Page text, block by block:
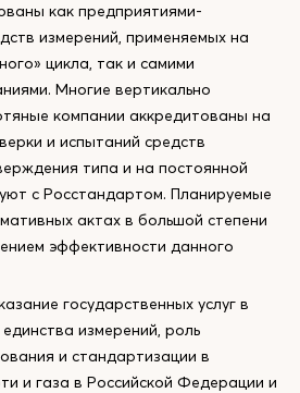
как предприятиями-
измерений, применяемых на
цикла, так и самими
Многие вертикально
компании аккредитованы на
и испытаний средств
типа и на постоянной
с Росстандартом. Планируемые
актах в большой степени
эффективности данного
государственных услуг в
измерений, роль
и стандартизации в
и газа в Российской Федерации и